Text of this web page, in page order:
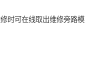
时可在线取出维修旁路模